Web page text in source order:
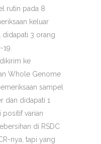
rutin pada 8
keluar
didapati 3 orang
ke
Whole Genome
sampel
dan didapati 1
positif varian
di RSDC
nya, tapi yang